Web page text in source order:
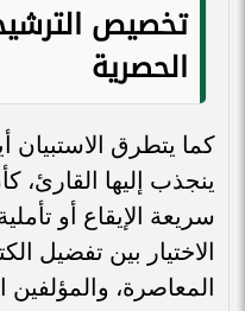
تخصيص
الحصرية
كما يتطرق الاستبيان
ينجذب إليها القارئ،
سريعة الإيقاع أو
الاختيار بين تفضيل
المعاصرة،